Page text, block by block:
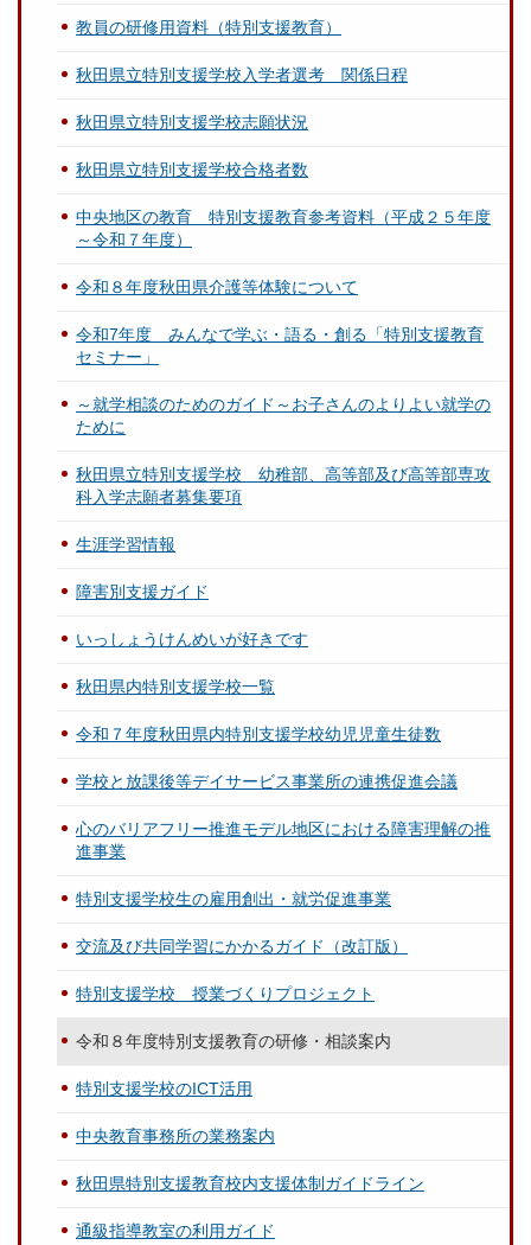
教員の研修用資料（特別支援教育）
秋田県立特別支援学校入学者選考 関係日程
秋田県立特別支援学校志願状況
秋田県立特別支援学校合格者数
中央地区の教育 特別支援教育参考資料（平成２５年度
～令和７年度）
令和８年度秋田県介護等体験について
令和7年度 みんなで学ぶ・語る・創る「特別支援教育
セミナー」
～就学相談のためのガイド～お子さんのよりよい就学の
ために
秋田県立特別支援学校 幼稚部、高等部及び高等部専攻
科入学志願者募集要項
生涯学習情報
障害別支援ガイド
いっしょうけんめいが好きです
秋田県内特別支援学校一覧
令和７年度秋田県内特別支援学校幼児児童生徒数
学校と放課後等デイサービス事業所の連携促進会議
心のバリアフリー推進モデル地区における障害理解の推
進事業
特別支援学校生の雇用創出・就労促進事業
交流及び共同学習にかかるガイド（改訂版）
特別支援学校 授業づくりプロジェクト
令和８年度特別支援教育の研修・相談案内
特別支援学校のICT活用
中央教育事務所の業務案内
秋田県特別支援教育校内支援体制ガイドライン
通級指導教室の利用ガイド